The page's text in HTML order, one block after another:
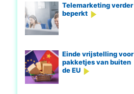
Telemarketing verder
beperkt
Einde vrijstelling voor
pakketjes van buiten
de EU